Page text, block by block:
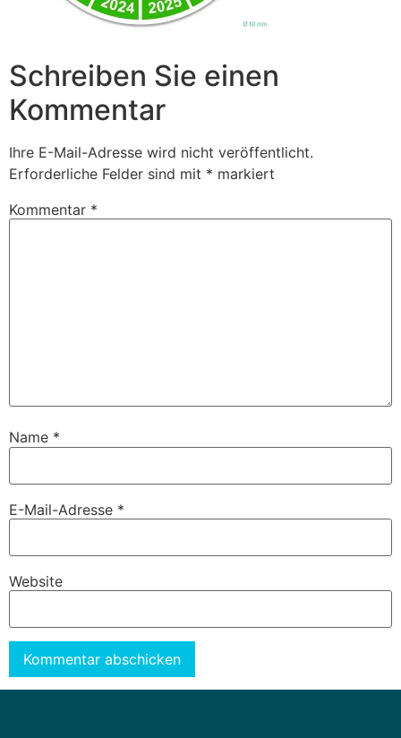
Schreiben Sie einen
Kommentar
Ihre E-Mail-Adresse wird nicht veröffentlicht.
Erforderliche Felder sind mit * markiert
Kommentar *
Name *
E-Mail-Adresse *
Website